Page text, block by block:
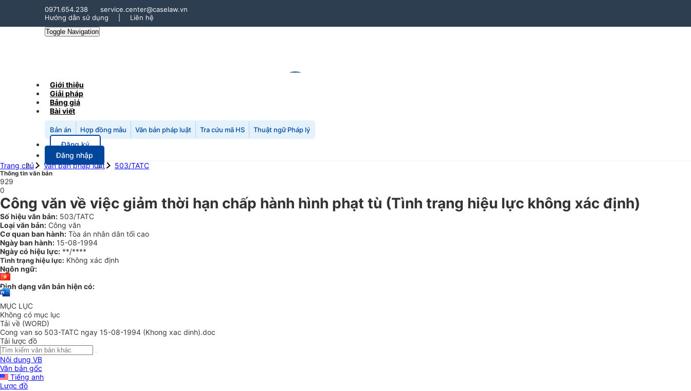
0971.654.238
service.center@caselaw.vn
Hướng dẫn sử dụng
Liên hệ
Toggle Navigation
Giới thiệu
Giải pháp
Bảng giá
Bài viết
Bản án Hợp đồng mẫu Văn bản pháp luật Tra cứu mã HS Thuật ngữ Pháp lý
Đăng ký
Đăng nhập
Trang chủ
Văn bản pháp luật 503/TATC
Thông tin văn bản
929
0
Công văn về việc giảm thời hạn chấp hành hình phạt tù (Tình trạng hiệu lực không xác định)
Số hiệu văn bản: 503/TATC
Loại văn bản: Công văn
Cơ quan ban hành: Tòa án nhân dân tối cao
Ngày ban hành: 15-08-1994
Ngày có hiệu lực: **/****
Tình trạng hiệu lực: Không xác định
Ngôn ngữ:
Định dạng văn bản hiện có:
MỤC LỤC
Không có mục lục
Tải về (WORD)
Cong van so 503-TATC ngay 15-08-1994 (Khong xac dinh).doc
Tải lược đồ
Nội dung VB
Văn bản gốc
Tiếng anh
Lược đồ